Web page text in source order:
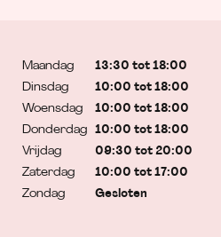
Maandag
Dinsdag
Woensdag
Donderdag
Vrijdag
Zaterdag
Zondag
13:30 tot 18:00
10:00 tot 18:00
10:00 tot 18:00
10:00 tot 18:00
09:30 tot 20:00
10:00 tot 17:00
Gesloten